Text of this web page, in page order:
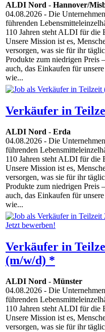
ALDI Nord - Hannover/
04.08.2026 - Die
führenden
110 Jahren steht ALDI für die
Unsere Mission ist es,
versorgen, was sie für ihr
Produkte zum niedrigen Preis
auch, das Einkaufen für
wie...
Verkäufer in
ALDI Nord - Erda
04.08.2026 - Die
führenden
110 Jahren steht ALDI für die
Unsere Mission ist es,
versorgen, was sie für ihr
Produkte zum niedrigen Preis
auch, das Einkaufen für
wie...
Verkäufer in
(m/w/d) *
ALDI Nord - Münster
04.08.2026 - Die
führenden
110 Jahren steht ALDI für die
Unsere Mission ist es,
versorgen, was sie für ihr